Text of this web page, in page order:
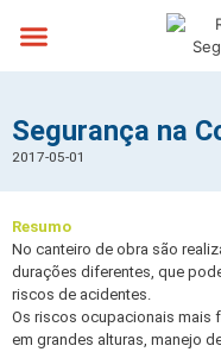
Segurança na
2017-05-01
Resumo
No canteiro de obra são
durações diferentes, que
riscos de acidentes.
Os riscos ocupacionais mais
em grandes alturas, manejo